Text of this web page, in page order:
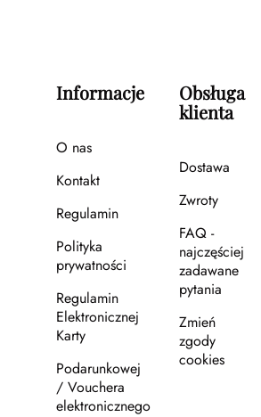
Informacje
O nas
Kontakt
Regulamin
Polityka
prywatności
Regulamin
Elektronicznej
Karty
Podarunkowej
/ Vouchera
elektronicznego
Obsługa
klienta
Dostawa
Zwroty
FAQ -
najczęściej
zadawane
pytania
Zmień
zgody
cookies